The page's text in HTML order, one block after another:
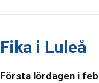
Fika i Luleå
Första lördagen i